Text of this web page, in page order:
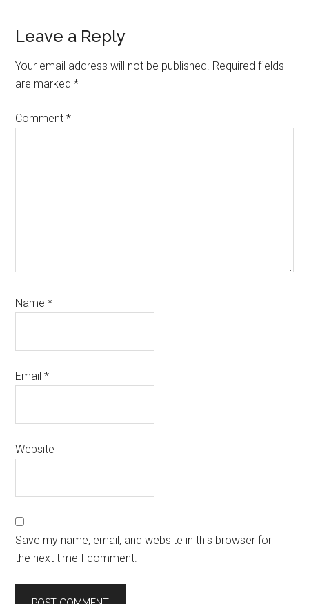
Reader
Interactions
Leave a Reply
Your email address will not be published. Required fields
are marked*
Comment*
Name*
Email*
Website
Save my name, email, and website in this browser for
the next time I comment.